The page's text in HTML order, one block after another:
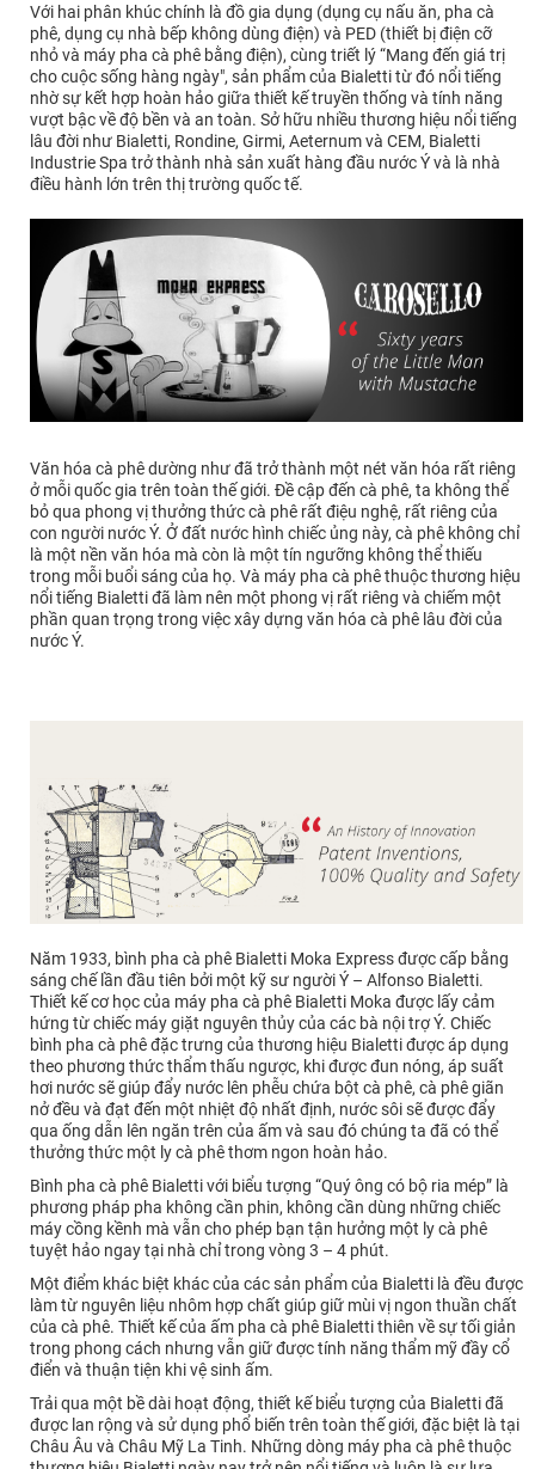
Với hai phân khúc chính là đồ gia dụng (dụng cụ nấu ăn, pha cà
phê, dụng cụ nhà bếp không dùng điện) và PED (thiết bị điện cỡ
nhỏ và máy pha cà phê bằng điện), cùng triết lý “Mang đến giá trị
cho cuộc sống hàng ngày", sản phẩm của Bialetti từ đó nổi tiếng
nhờ sự kết hợp hoàn hảo giữa thiết kế truyền thống và tính năng
vượt bậc về độ bền và an toàn. Sở hữu nhiều thương hiệu nổi tiếng
lâu đời như Bialetti, Rondine, Girmi, Aeternum và CEM, Bialetti
Industrie Spa trở thành nhà sản xuất hàng đầu nước Ý và là nhà
điều hành lớn trên thị trường quốc tế.
Văn hóa cà phê dường như đã trở thành một nét văn hóa rất riêng
ở mỗi quốc gia trên toàn thế giới. Đề cập đến cà phê, ta không thể
bỏ qua phong vị thưởng thức cà phê rất điệu nghệ, rất riêng của
con người nước Ý. Ở đất nước hình chiếc ủng này, cà phê không chỉ
là một nền văn hóa mà còn là một tín ngưỡng không thể thiếu
trong mỗi buổi sáng của họ. Và máy pha cà phê thuộc thương hiệu
nổi tiếng Bialetti đã làm nên một phong vị rất riêng và chiếm một
phần quan trọng trong việc xây dựng văn hóa cà phê lâu đời của
nước Ý.
Năm 1933, bình pha cà phê Bialetti Moka Express được cấp bằng
sáng chế lần đầu tiên bởi một kỹ sư người Ý – Alfonso Bialetti.
Thiết kế cơ học của máy pha cà phê Bialetti Moka được lấy cảm
hứng từ chiếc máy giặt nguyên thủy của các bà nội trợ Ý. Chiếc
bình pha cà phê đặc trưng của thương hiệu Bialetti được áp dụng
theo phương thức thẩm thấu ngược, khi được đun nóng, áp suất
hơi nước sẽ giúp đẩy nước lên phễu chứa bột cà phê, cà phê giãn
nở đều và đạt đến một nhiệt độ nhất định, nước sôi sẽ được đẩy
qua ống dẫn lên ngăn trên của ấm và sau đó chúng ta đã có thể
thưởng thức một ly cà phê thơm ngon hoàn hảo.
Bình pha cà phê Bialetti với biểu tượng “Quý ông có bộ ria mép” là
phương pháp pha không cần phin, không cần dùng những chiếc
máy cồng kềnh mà vẫn cho phép bạn tận hưởng một ly cà phê
tuyệt hảo ngay tại nhà chỉ trong vòng 3 – 4 phút.
Một điểm khác biệt khác của các sản phẩm của Bialetti là đều được
làm từ nguyên liệu nhôm hợp chất giúp giữ mùi vị ngon thuần chất
của cà phê. Thiết kế của ấm pha cà phê Bialetti thiên về sự tối giản
trong phong cách nhưng vẫn giữ được tính năng thẩm mỹ đầy cổ
điển và thuận tiện khi vệ sinh ấm.
Trải qua một bề dài hoạt động, thiết kế biểu tượng của Bialetti đã
được lan rộng và sử dụng phổ biến trên toàn thế giới, đặc biệt là tại
Châu Âu và Châu Mỹ La Tinh. Những dòng máy pha cà phê thuộc